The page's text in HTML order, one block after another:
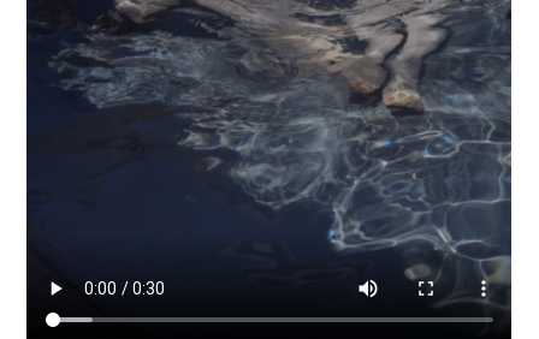
お知らせ
お問い合わせ
JA
EN
栃木県那須町簑沢563-4 旧美野沢小学校
0287-73-5333（9:30～20:00）